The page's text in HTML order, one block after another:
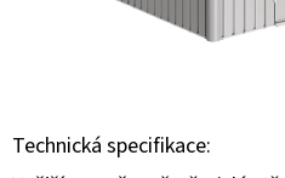
Technická specifikace:
?